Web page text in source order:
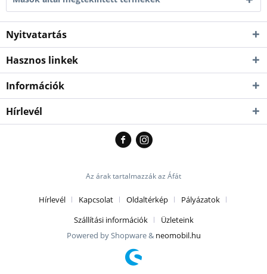
Nyitvatartás
Hasznos linkek
Információk
Hírlevél
Az árak tartalmazzák az Áfát
Hírlevél Kapcsolat Oldaltérkép
Pályázatok
Szállítási információk
Üzleteink
Powered by Shopware & neomobil.hu